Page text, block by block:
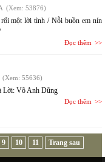
(Xem: 53876)
một lời tình / Nỗi buồn em nín
Đọc thêm
(Xem: 55636)
Lời: Võ Anh Dũng
Đọc thêm
9 10 11
Trang sau